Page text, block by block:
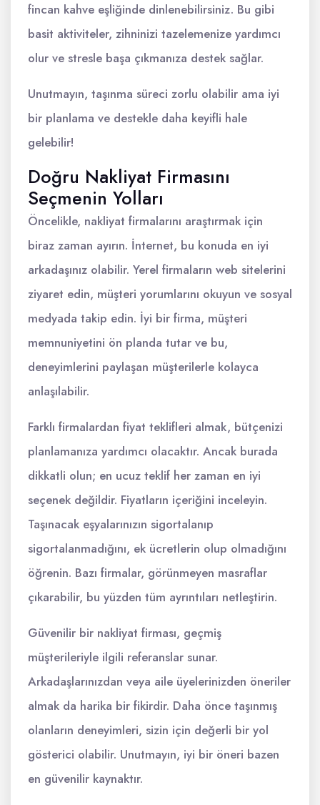
fincan kahve eşliğinde dinlenebilirsiniz. Bu gibi
basit aktiviteler, zihninizi tazelemenize yardımcı
olur ve stresle başa çıkmanıza destek sağlar.
Unutmayın, taşınma süreci zorlu olabilir ama iyi
bir planlama ve destekle daha keyifli hale
gelebilir!
Doğru Nakliyat Firmasını
Seçmenin Yolları
Öncelikle, nakliyat firmalarını araştırmak için
biraz zaman ayırın. İnternet, bu konuda en iyi
arkadaşınız olabilir. Yerel firmaların web sitelerini
ziyaret edin, müşteri yorumlarını okuyun ve sosyal
medyada takip edin. İyi bir firma, müşteri
memnuniyetini ön planda tutar ve bu,
deneyimlerini paylaşan müşterilerle kolayca
anlaşılabilir.
Farklı firmalardan fiyat teklifleri almak, bütçenizi
planlamanıza yardımcı olacaktır. Ancak burada
dikkatli olun; en ucuz teklif her zaman en iyi
seçenek değildir. Fiyatların içeriğini inceleyin.
Taşınacak eşyalarınızın sigortalanıp
sigortalanmadığını, ek ücretlerin olup olmadığını
öğrenin. Bazı firmalar, görünmeyen masraflar
çıkarabilir, bu yüzden tüm ayrıntıları netleştirin.
Güvenilir bir nakliyat firması, geçmiş
müşterileriyle ilgili referanslar sunar.
Arkadaşlarınızdan veya aile üyelerinizden öneriler
almak da harika bir fikirdir. Daha önce taşınmış
olanların deneyimleri, sizin için değerli bir yol
gösterici olabilir. Unutmayın, iyi bir öneri bazen
en güvenilir kaynaktır.